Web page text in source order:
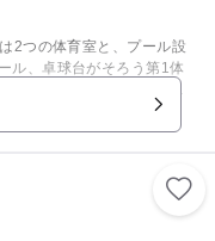
2つの体育室と、プール設
ル、卓球台がそろう第1体
用途により使い分けま
用プールを設置。毎年、7
水遊びを楽しむことができ
むつの取れていないお子さ
み使用できます。